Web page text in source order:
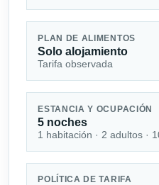
PLAN DE ALIMENTOS
Solo alojamiento
Tarifa observada
ESTANCIA Y OCUPACIÓN
5 noches
1 habitación · 2 adultos ·
POLÍTICA DE TARIFA